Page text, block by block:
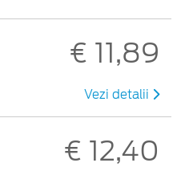
€ 11,89
Vezi detalii
€ 12,40